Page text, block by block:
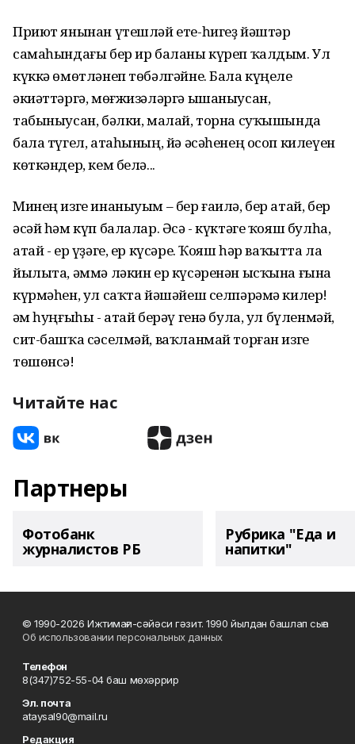
Приют янынан үтешләй ете-һигеҙ йәштәр
самаһындағы бер ир баланы күреп ҡалдым. Ул
күккә өмөтләнеп төбәлгәйне. Бала күңеле
әкиәттәргә, мөғжизәләргә ышаныусан,
табыныусан, бәлки, малай, торна суҡышында
бала түгел, атаһының, йә әсәһенең осоп килеүен
көткәндер, кем белә...
Минең изге инаныуым – бер ғаилә, бер атай, бер
әсәй һәм күп балалар. Әсә - күктәге ҡояш булһа,
атай - ер үҙәге, ер күсәре. Ҡояш һәр ваҡытта ла
йылыта, әммә ләкин ер күсәренән ысҡына ғына
күрмәһен, ул саҡта йәшәйеш селпәрәмә килер!
Һәм һуңғыһы - атай берәү генә була, ул бүленмәй,
сит-башҡа сәселмәй, ваҡланмай торған изге
төшөнсә!
Читайте нас
Партнеры
Фотобанк
журналистов РБ
Рубрика "Еда и
напитки"
© 1990-2026 Ижтимағи-сәйәси гәзит. 1990 йылдан башлап сыға
Об использовании персональных данных
Телефон
8(347)752-55-04 баш мөхәррир
Эл. почта
ataysal90@mail.ru
Редакция